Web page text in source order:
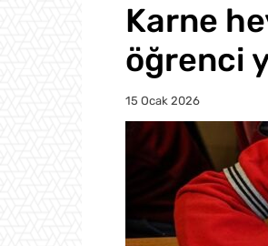
Karne
öğrenci
15 Ocak 2026